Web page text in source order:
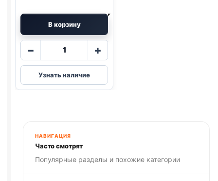
В корзину
−
Количество
AlphaPet
влаж.
(ЧУВСТВ
КЛЮКВА)
80г
+
Узнать наличие
НАВИГАЦИЯ
Часто смотрят
Популярные разделы и похожие категории